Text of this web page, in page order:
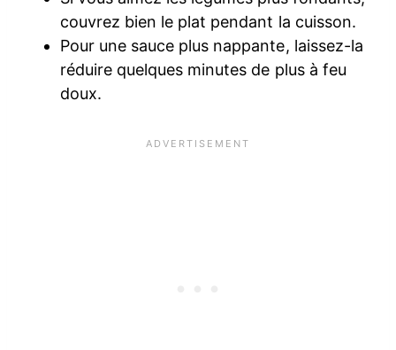
couvrez bien le plat pendant la cuisson.
Pour une sauce plus nappante, laissez-la
réduire quelques minutes de plus à feu
doux.